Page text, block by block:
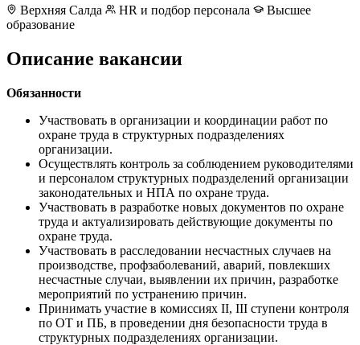
Верхняя Салда HR и подбор персонала
Высшее
образование
Описание вакансии
Обязанности
Участвовать в организации и координации работ по
охране труда в структурных подразделениях
организации.
Осуществлять контроль за соблюдением руководителями
и персоналом структурных подразделений организации
законодательных и НПА по охране труда.
Участвовать в разработке новых документов по охране
труда и актуализировать действующие документы по
охране труда.
Участвовать в расследовании несчастных случаев на
производстве, профзаболеваний, аварий, повлекших
несчастные случаи, выявлении их причин, разработке
мероприятий по устранению причин.
Принимать участие в комиссиях II, III ступени контроля
по ОТ и ПБ, в проведении дня безопасности труда в
структурных подразделениях организации.